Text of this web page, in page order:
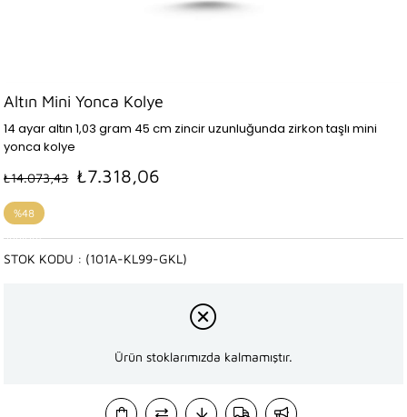
Altın Mini Yonca Kolye
14 ayar altın 1,03 gram 45 cm zincir uzunluğunda zirkon taşlı mini
yonca kolye
₺14.073,43 ₺7.318,06
%48
İndirim
(101A-KL99-GKL)
STOK KODU
Ürün stoklarımızda kalmamıştır.